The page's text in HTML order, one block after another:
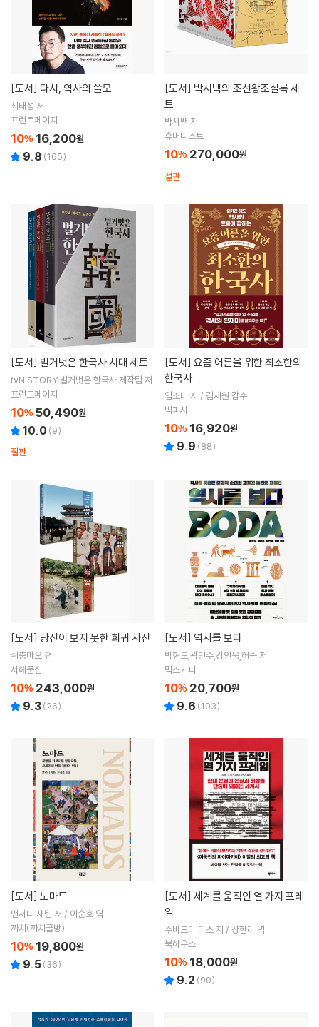
[도서] 다시, 역사의 쓸모
최태성 저
프런트페이지
10% 16,200원
9.8 (165)
[도서]
트
박시백 저
휴머니스트
10% 270,000원
절판
[도서] 벌거벗은 한국사 시대 세트
tvN STORY 벌거벗은 한국사 제작팀 저
프런트페이지
10% 50,490원
10.0 (9)
절판
[도서]
한국사
임소미 저 / 김재원 감수
빅피시
10% 16,920원
9.9 (88)
[도서] 당신이 보지 못한 희귀 사진
쉬충마오 편
서해문집
10% 243,000원
9.3(26)
[도서] 역사를 보다
박현도,곽민수,강인욱,허준 저
믹스커피
10% 20,700원
9.6 (103)
[도서] 노마드
앤서니 새틴 저 / 이순호 역
까치(까치글방)
10% 19,800원
9.5(36)
[도서]
임
수바드라 다스 저 / 장한라 역
북하우스
10% 18,000원
9.2 (90)